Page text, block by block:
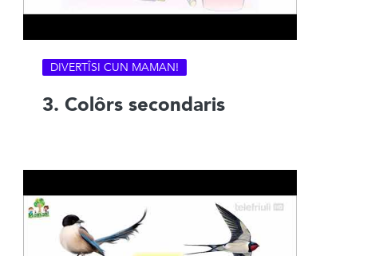
DIVERTÎSI CUN MAMAN!
3. Colôrs secondaris